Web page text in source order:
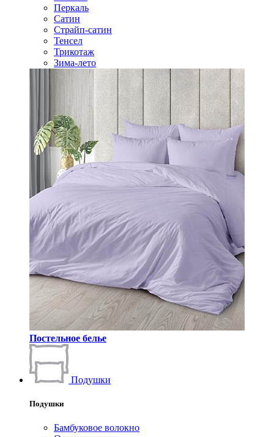
Перкаль
Сатин
Страйп-сатин
Тенсел
Трикотаж
Зима-лето
Постельное белье
Подушки
Подушки
Бамбуковое волокно